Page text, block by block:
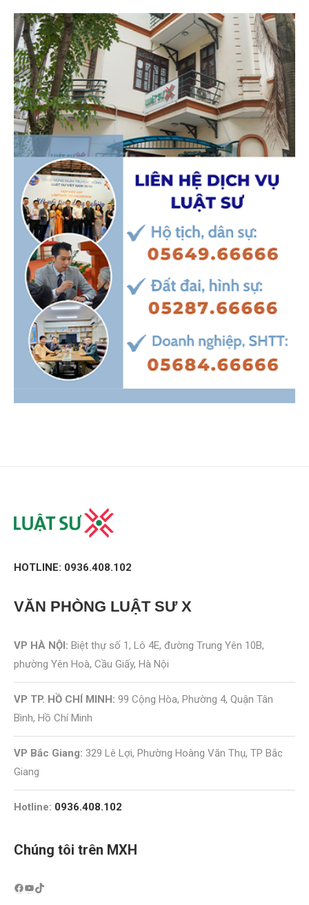
HOTLINE: 0936.408.102
VĂN PHÒNG LUẬT SƯ X
VP HÀ NỘI: Biệt thự số 1, Lô 4E, đường Trung Yên 10B,
phường Yên Hoà, Cầu Giấy, Hà Nội
VP TP. HỒ CHÍ MINH: 99 Cộng Hòa, Phường 4, Quận Tân
Bình, Hồ Chí Minh
VP Bắc Giang: 329 Lê Lợi, Phường Hoàng Văn Thụ, TP Bắc
Giang
Hotline: 0936.408.102
Chúng tôi trên MXH